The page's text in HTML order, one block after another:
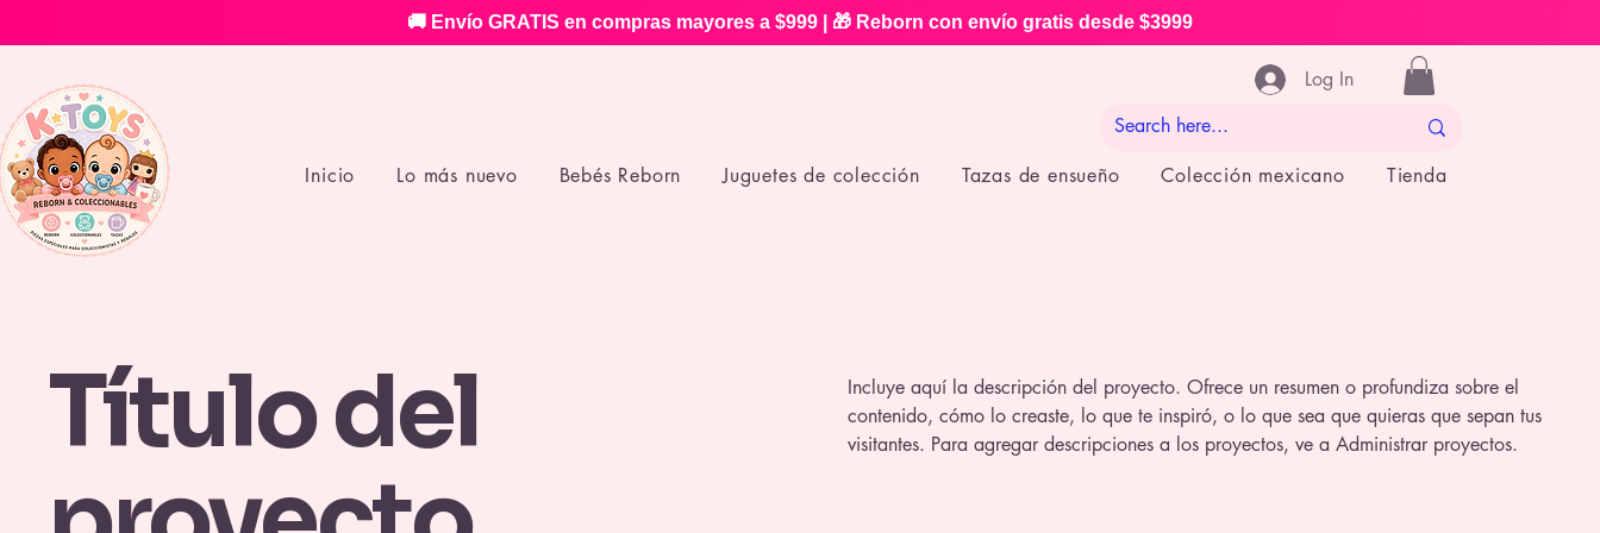
🚚 Envío GRATIS en compras mayores a $999 | 🎁 Reborn con envío gratis desde $3999
Log In
Inicio Lo más nuevo Bebés Reborn Juguetes de colección Tazas de ensueño Colección mexicano Tienda
Título del
Incluye aquí la descripción del proyecto. Ofrece un resumen o profundiza sobre el
contenido, cómo lo creaste, lo que te inspiró, o lo que sea que quieras que sepan tus
visitantes. Para agregar descripciones a los proyectos, ve a Administrar proyectos.